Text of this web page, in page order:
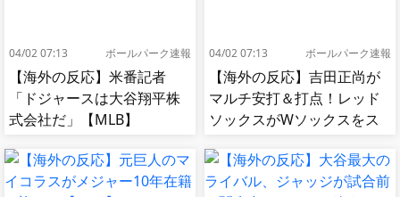
04/02 07:13 ボールパーク速報
【海外の反応】米番記者
「ドジャースは大谷翔平株
式会社だ」【MLB】
04/02 07:13 ボールパーク速報
【海外の反応】吉田正尚が
マルチ安打＆打点！レッド
ソックスがWソックスをス